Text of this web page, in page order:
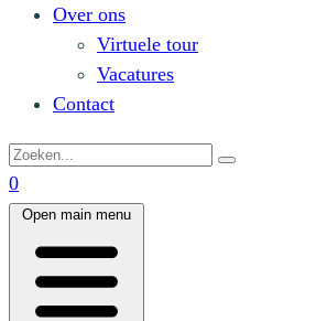
Over ons
Virtuele tour
Vacatures
Contact
0
Open main menu